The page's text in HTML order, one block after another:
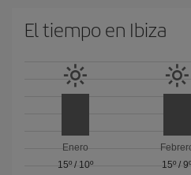
El tiempo en Ibiza
Enero
15º/ 10º
15º / 9º